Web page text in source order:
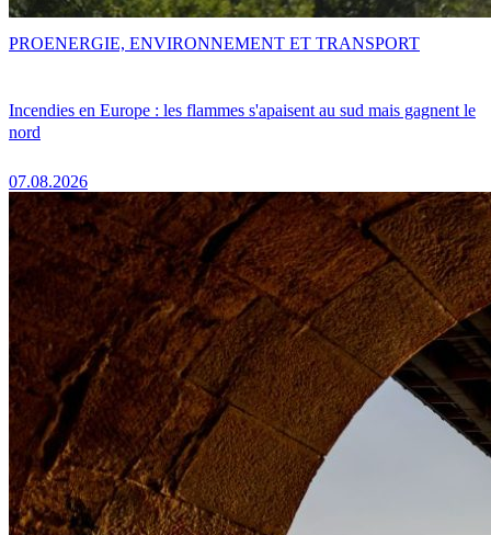
Incendies en Europe : les flammes s'apaisent au sud mais gagnent le
nord
07.08.2026
PROENERGIE, ENVIRONNEMENT ET TRANSPORT